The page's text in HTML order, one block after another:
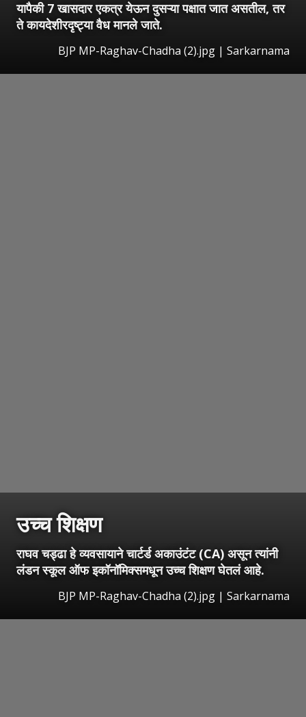
यापैकी 7 खासदार एकत्र येऊन दुसऱ्या पक्षात जात असतील, तर
ते कायदेशीरदृष्ट्या वैध मानले जाते.
BJP MP-Raghav-Chadha (2).jpg | Sarkarnama
उच्च शिक्षण
राघव चड्ढा हे व्यवसायाने चार्टर्ड अकाउंटंट (CA) असून त्यांनी
लंडन स्कूल ऑफ इकॉनॉमिक्समधून उच्च शिक्षण घेतलं आहे.
BJP MP-Raghav-Chadha (2).jpg | Sarkarnama